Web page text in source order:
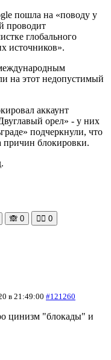
пошла на «поводу у
проводит
глобального
источников».
на этот недопустимый
аккаунт
орел» - у них
подчеркнули, что
причин блокировки.
🙈 0 🧘‍♀️ 0
в 21:49:00 #121260
цинизм "блокады" и